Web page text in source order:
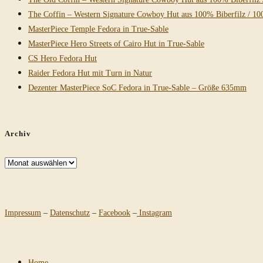
The Coffin – Western Signature Cowboy Hut aus 100% Biberfilz /
MasterPiece Temple Fedora in True-Sable
MasterPiece Hero Streets of Cairo Hut in True-Sable
CS Hero Fedora Hut
Raider Fedora Hut mit Turn in Natur
Dezenter MasterPiece SoC Fedora in True-Sable – Größe 635mm
Archiv
Archiv
Impressum – Datenschutz – Facebook – Instagram